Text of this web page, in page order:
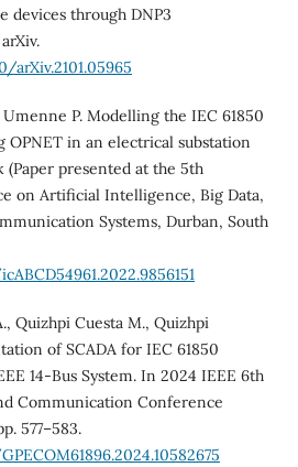
devices through DNP3
Umenne P. Modelling the IEC 61850
OPNET in an electrical substation
presented at the 5th
on Artificial Intelligence, Big Data,
Systems, Durban, South
Quizhpi Cuesta M., Quizhpi
of SCADA for IEC 61850
14-Bus System. In 2024 IEEE 6th
Communication Conference
577–583.